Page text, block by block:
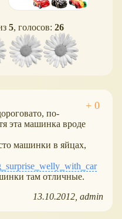
5, голосов: 26
по-
эта машинка вроде
машинки в яйцах,
там отличные.
13.10.2012 admin